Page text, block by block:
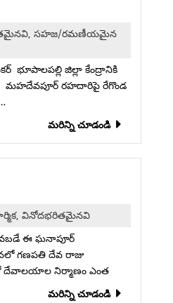
సహజ/రమణీయమైన
భూపాలపల్లి జిల్లా కేంద్రానికి
మహదేవపూర్ రహదారిపై రేగొండ
మరిన్ని చూడండి
వినోదభరితమైనవి
ఈ ఘనాపూర్
గణపతి దేవ రాజు
దేవాలయాల నిర్మాణం ఎంత
మరిన్ని చూడండి